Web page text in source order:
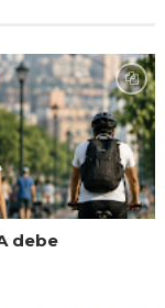
debe